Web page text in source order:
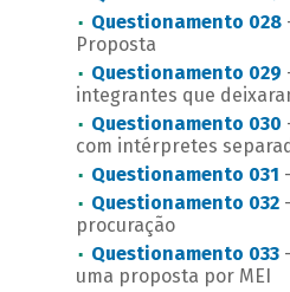
Questionamento 028
Proposta
Questionamento 029
integrantes que
Questionamento 030
com intérpretes
Questionamento 031
Questionamento 032
procuração
Questionamento 033
uma proposta por MEI